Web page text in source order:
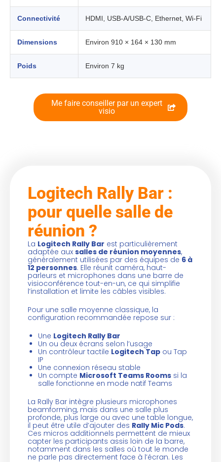
Connectivité HDMI, USB-A/USB-C, Ethernet, Wi-Fi
Dimensions Environ 910 × 164 × 130 mm
Poids Environ 7 kg
Me faire conseiller par un expert
visio
Logitech Rally Bar :
pour quelle salle de
réunion ?
La Logitech Rally Bar est particulièrement
adaptée aux salles de réunion moyennes,
généralement utilisées par des équipes de 6 à
12 personnes. Elle réunit caméra, haut-
parleurs et microphones dans une barre de
visioconférence tout-en-un, ce qui simplifie
l’installation et limite les câbles visibles.
Pour une salle moyenne classique, la
configuration recommandée repose sur :
Une Logitech Rally Bar
Un ou deux écrans selon l’usage
Un contrôleur tactile Logitech Tap ou Tap
IP
Une connexion réseau stable
Un compte Microsoft Teams Rooms si la
salle fonctionne en mode natif Teams
La Rally Bar intègre plusieurs microphones
beamforming, mais dans une salle plus
profonde, plus large ou avec une table longue,
il peut être utile d’ajouter des Rally Mic Pods.
Ces micros additionnels permettent de mieux
capter les participants assis loin de la barre,
notamment dans les salles où tout le monde
ne parle pas directement face à l’écran. Les